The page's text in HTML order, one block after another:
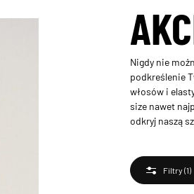
Nigdy nie
podkreślenie
włosów i
size nawet
odkryj naszą
Filtry (1)